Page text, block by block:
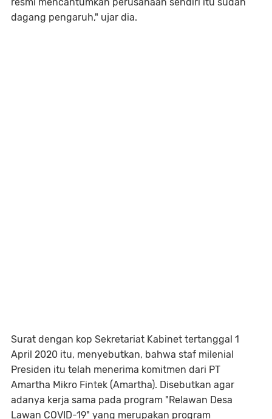
dagang pengaruh," ujar dia.
Surat dengan kop Sekretariat Kabinet tertanggal 1
April 2020 itu, menyebutkan, bahwa staf milenial
Presiden itu telah menerima komitmen dari PT
Amartha Mikro Fintek (Amartha). Disebutkan agar
adanya kerja sama pada program "Relawan Desa
Lawan COVID-19" yang merupakan program